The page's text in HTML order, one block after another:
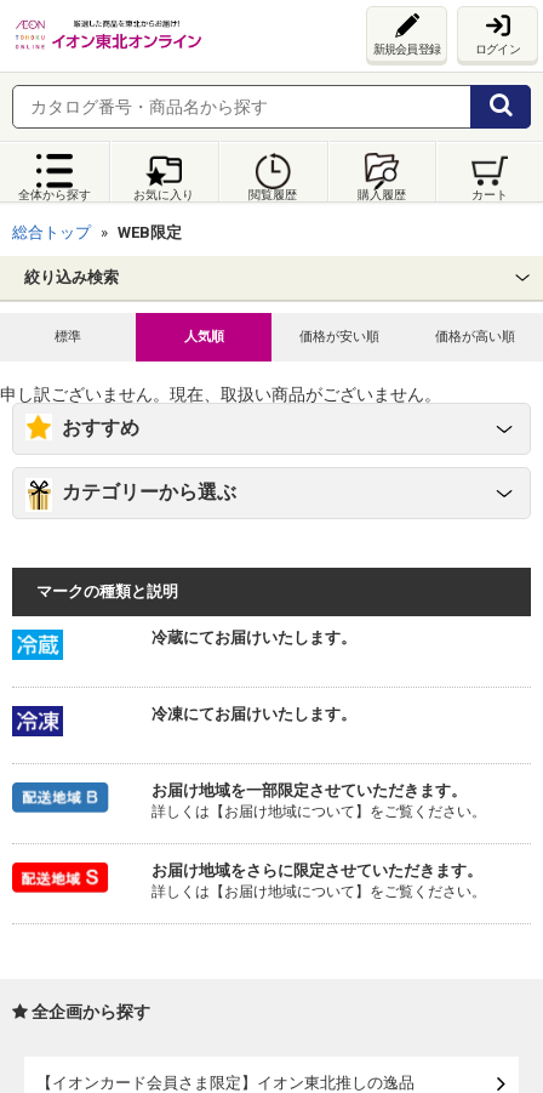
新規会員登録 ログイン
全体から探す お気に入り 閲覧履歴 購入履歴 カート
総合トップ WEB限定
絞り込み検索
標準 人気順 価格が安い順 価格が高い順
申し訳ございません。現在、取扱い商品がございません。
おすすめ
カテゴリーから選ぶ
マークの種類と説明
冷蔵にてお届けいたします。
冷凍にてお届けいたします。
お届け地域を一部限定させていただきます。
詳しくは【お届け地域について】をご覧ください。
お届け地域をさらに限定させていただきます。
詳しくは【お届け地域について】をご覧ください。
全企画から探す
【イオンカード会員さま限定】イオン東北推しの逸品